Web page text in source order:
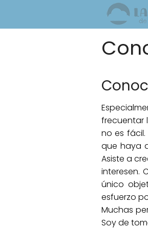
frecuentar
no es
que haya
Asiste a
interesen.
único
esfuerzo
Muchas
Soy de